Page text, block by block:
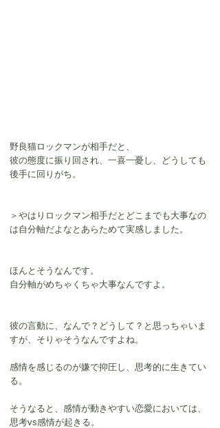
野良猫ロックマンが相手だと、
彼の態度に振り回され、一喜一憂し、どうしても
後手に回りがち。
＞やはりロックマン相手だとどこまでも大事なの
は自分軸だよなとあらためて実感しました。
ほんとそうなんです。
自分軸がめちゃくちゃ大事なんですよ。
彼の言動に、なんで？どうして？と思っちゃいま
すが、そりゃそうなんですよね。
感情を感じるのが嫌で抑圧し、思考的に生きてい
る。
そうなると、感情が動きやすい恋愛においては、
思考vs感情が起きる。